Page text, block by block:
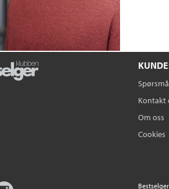
Kontakt
Om oss
Cookies